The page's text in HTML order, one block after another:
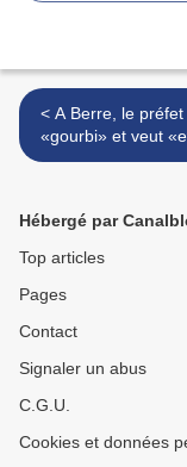
< A Berre, le préfet rase le
«gourbi» et veut
les ouvriers
Hébergé par
Top articles
Pages
Contact
Signaler un abus
C.G.U.
Cookies et données